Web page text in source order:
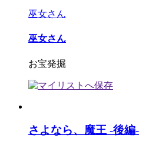
巫女さん
巫女さん
お宝発掘
さよなら、魔王 -後編-